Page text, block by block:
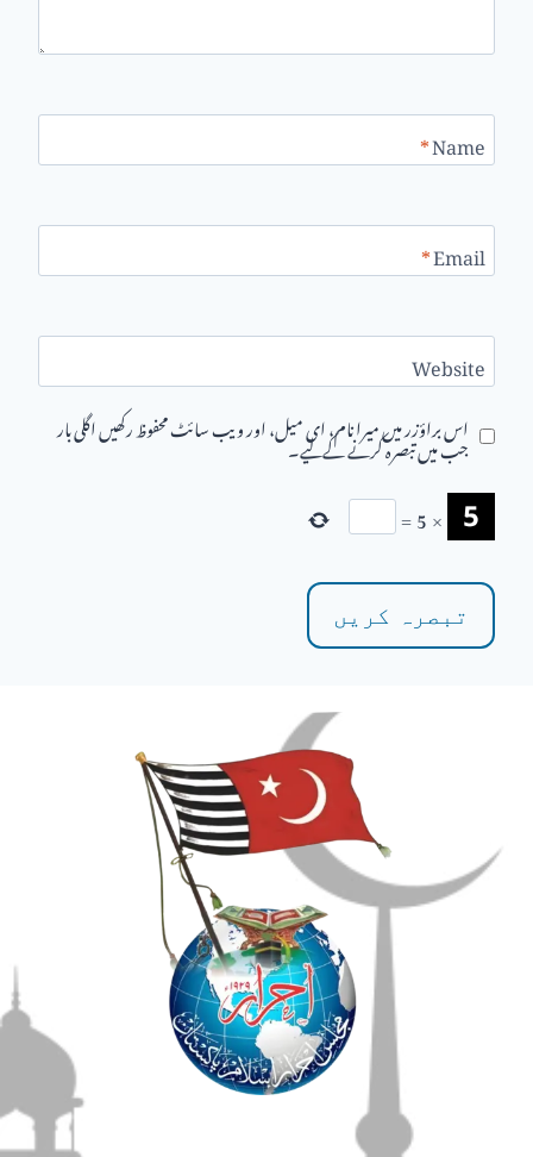
Name
*
Email
*
Website
اس براؤزر میں میرا نام، ای میل، اور ویب سائٹ محفوظ رکھیں اگلی بار
جب میں تبصرہ کرنے کےلیے۔
×
5
=